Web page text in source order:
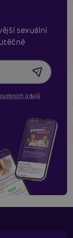
sexuální
údajů